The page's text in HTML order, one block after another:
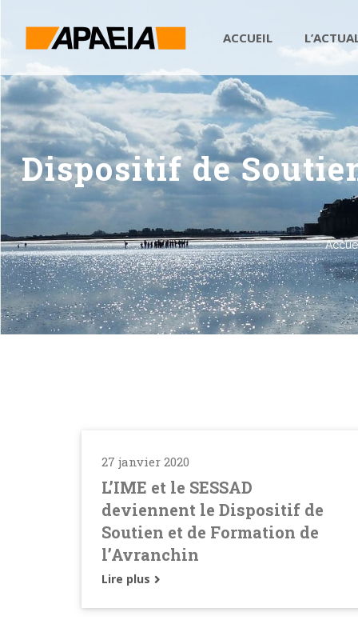
ACCUEIL
Dispositif de
27 janvier 2020
L’IME et le SESSAD
deviennent le Dispositif de
Soutien et de Formation de
l’Avranchin
Lire plus